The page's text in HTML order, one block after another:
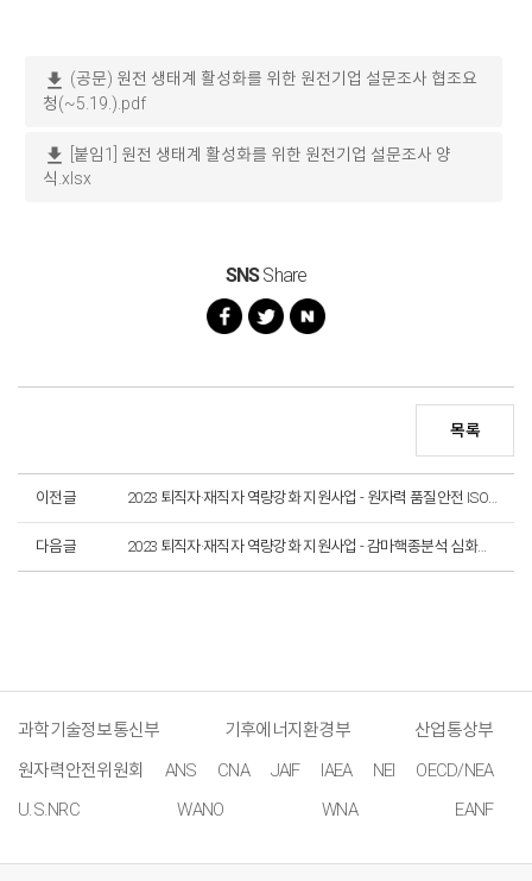
download (공문) 원전 생태계 활성화를 위한 원전기업 설문조사 협조요
청(~5.19.).pdf
download
[붙임1] 원전 생태계 활성화를 위한 원전기업 설문조사 양
식.xlsx
SNSShare
목록
이전글 2023 퇴직자·재직자 역량강화 지원사업 - 원자력 품질안전 ISO 인증심사원 양성과정 교육생 모집 (~5. 23.까지)_마감
다음글 2023 퇴직자·재직자 역량강화 지원사업 - 감마핵종분석 심화과정 교육생 모집 (~5. 17.까지)_마감
과학기술정보통신부 기후에너지환경부
산업통상부
원자력안전위원회
ANS CNA JAIF IAEA NEI
OECD/NEA
U.S.NRC
WANO WNA EANF